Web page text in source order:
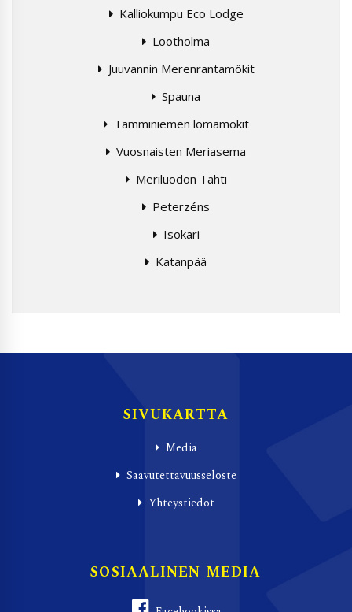
Kalliokumpu Eco Lodge
Lootholma
Juuvannin Merenrantamökit
Spauna
Tamminiemen lomamökit
Vuosnaisten Meriasema
Meriluodon Tähti
Peterzéns
Isokari
Katanpää
SIVUKARTTA
Media
Saavutettavuusseloste
Yhteystiedot
SOSIAALINEN MEDIA